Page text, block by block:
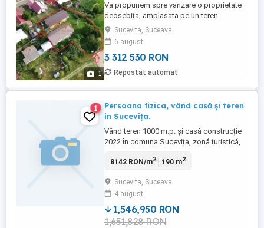
1
Va propunem spre vanzare o proprietate
deosebita, amplasata pe un teren
intravilan de 2000 mp, pe care sunt
construite doua cladiri solide, cu structura
din beton si zidarie din caramida, avand o
suprafata desfasurata totala de 710 mp.
Imobilul beneficiaza de bransament
trifazic 380V de putere mare si ...
Sucevita, Suceava
6 august
3 312 530 RON
Repostat automat
1
Persoana fizica, vând casă și teren
în Sucevița.
Vând teren 1000 m.p. și casă construcție
2022 în comuna Sucevița, zonă turistică,
Mănăstire. Casa este P+1, are o suprafață
utilată. Are 2 livinguri, 3 dormitoare fiecare
cu baie proprie, încălzire în pardoseala,
pompa ...
8142 RON/m2| 190 m2
Sucevita, Suceava
4 august
1,546,950 RON
1,651,828 RON